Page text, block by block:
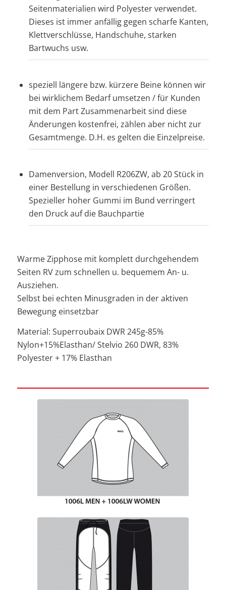
Seitenmaterialien wird Polyester verwendet.
Dieses ist immer anfällig gegen scharfe Kanten,
Klettverschlüsse, Handschuhe, starken
Bartwuchs usw.
speziell längere bzw. kürzere Beine können wir
bei wirklichem Bedarf umsetzen / für Kunden
mit dem Part Zusammenarbeit sind diese
Änderungen kostenfrei, zählen aber nicht zur
Gesamtmenge. D.H. es gelten die Einzelpreise.
Damenversion, Modell R206ZW, ab 20 Stück in
einer Bestellung in verschiedenen Größen.
Spezieller hoher Gummi im Bund verringert
den Druck auf die Bauchpartie
Warme Zipphose mit komplett durchgehendem
Seiten RV zum schnellen u. bequemem An- u.
Ausziehen.
Selbst bei echten Minusgraden in der aktiven
Bewegung einsetzbar
Material: Superroubaix DWR 245g-85%
Nylon+15%Elasthan/ Stelvio 260 DWR, 83%
Polyester + 17% Elasthan